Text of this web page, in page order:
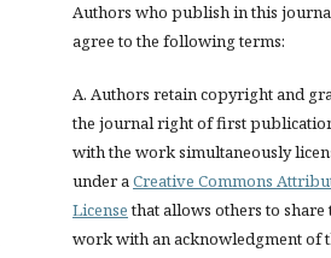
Authors who publish in this
agree to the following terms:
A. Authors retain copyright and
the journal right of first
with the work simultaneously
under aCreative Commons
Licensethat allows others to share
work with an acknowledgment of